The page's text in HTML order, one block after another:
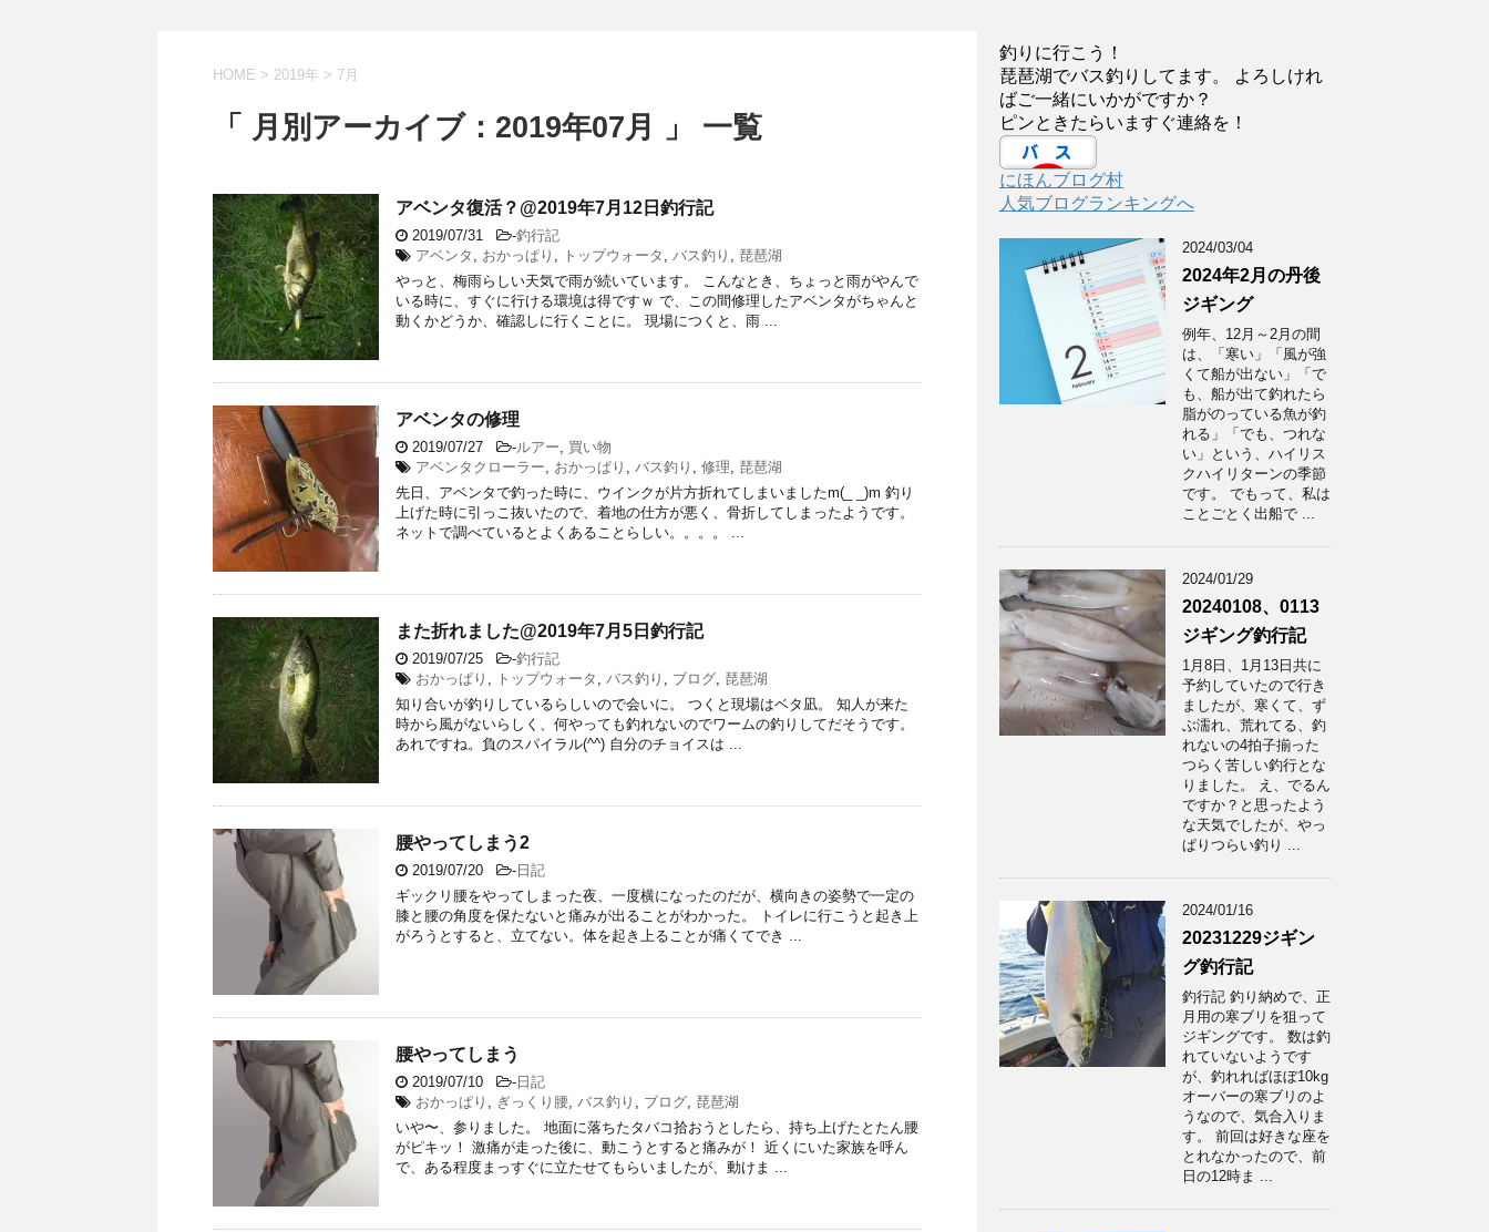
HOME > 2019年 > 7月
「 月別アーカイブ：2019年07月 」 一覧
アベンタ復活？@2019年7月12日釣行記
2019/07/31 -釣行記
アベンタ , おかっぱり , トップウォータ , バス釣り , 琵琶湖
やっと、梅雨らしい天気で雨が続いています。 こんなとき、ちょっと雨がやんで
いる時に、すぐに行ける環境は得ですｗ で、この間修理したアベンタがちゃんと
動くかどうか、確認しに行くことに。 現場につくと、雨 ...
アベンタの修理
2019/07/27 -ルアー, 買い物
アベンタクローラー, おかっぱり , バス釣り , 修理, 琵琶湖
先日、アベンタで釣った時に、ウインクが片方折れてしまいましたm(_ _)m 釣り
上げた時に引っこ抜いたので、着地の仕方が悪く、骨折してしまったようです。
ネットで調べているとよくあることらしい。。。。 ...
また折れました@2019年7月5日釣行記
2019/07/25 -釣行記
おかっぱり , トップウォータ , バス釣り , ブログ, 琵琶湖
知り合いが釣りしているらしいので会いに。 つくと現場はベタ凪。 知人が来た
時から風がないらしく、何やっても釣れないのでワームの釣りしてだそうです。
あれですね。負のスパイラル(^^) 自分のチョイスは ...
腰やってしまう2
2019/07/20 - 日記
ギックリ腰をやってしまった夜、一度横になったのだが、横向きの姿勢で一定の
膝と腰の角度を保たないと痛みが出ることがわかった。 トイレに行こうと起き上
がろうとすると、立てない。体を起き上ることが痛くてでき ...
腰やってしまう
2019/07/10 - 日記
おかっぱり , ぎっくり腰, バス釣り , ブログ, 琵琶湖
いや〜、参りました。 地面に落ちたタバコ拾おうとしたら、持ち上げたとたん腰
がピキッ！ 激痛が走った後に、動こうとすると痛みが！ 近くにいた家族を呼ん
で、ある程度まっすぐに立たせてもらいましたが、動けま ...
釣りに行こう！
琵琶湖でバス釣りしてます。 よろしけれ
ばご一緒にいかがですか？
ピンときたらいますぐ連絡を！
にほんブログ村
人気ブログランキングへ
2024/03/04
2024年2月の丹後
ジギング
例年、12月～2月の間
は、「寒い」「風が強
くて船が出ない」「で
も、船が出て釣れたら
脂がのっている魚が釣
れる」「でも、つれな
い」という、ハイリス
クハイリターンの季節
です。 でもって、私は
ことごとく出船で ...
2024/01/29
20240108、0113
ジギング釣行記
1月8日、1月13日共に
予約していたので行き
ましたが、寒くて、ず
ぶ濡れ、荒れてる、釣
れないの4拍子揃った
つらく苦しい釣行とな
りました。 え、でるん
ですか？と思ったよう
な天気でしたが、やっ
ぱりつらい釣り ...
2024/01/16
20231229ジギン
グ釣行記
釣行記 釣り納めで、正
月用の寒ブリを狙って
ジギングです。 数は釣
れていないようです
が、釣れればほぼ10kg
オーバーの寒ブリのよ
うなので、気合入りま
す。 前回は好きな座を
とれなかったので、前
日の12時ま ...